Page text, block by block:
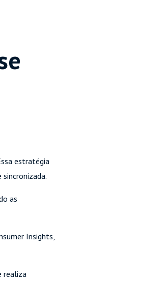
estratégia
as
Insights,
realiza